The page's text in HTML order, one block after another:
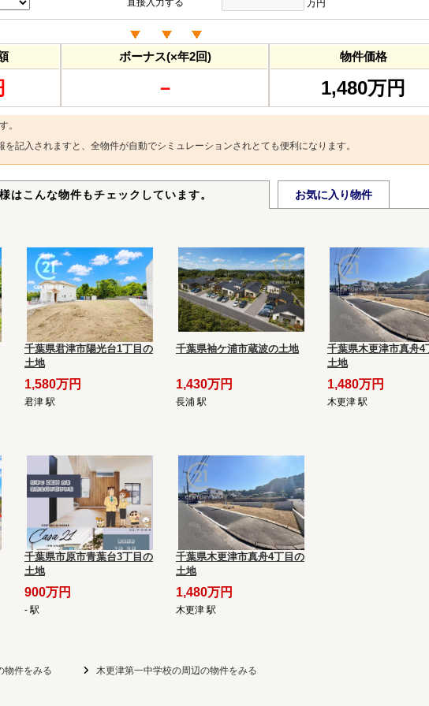
直接入力する 万円
ボーナス(×年2回)
－
物件価格
1,480万円
。
を記入されますと、全物件が自動でシミュレーションされとても便利になります。
はこんな物件もチェックしています。 お気に入り物件
千葉県君津市陽光台1丁目の
土地
1,580万円
君津 駅
千葉県袖ケ浦市蔵波の土地
1,430万円
長浦 駅
千葉県木更津市真舟4
土地
1,480万円
木更津 駅
千葉県市原市青葉台3丁目の
土地
900万円
- 駅
千葉県木更津市真舟4丁目の
土地
1,480万円
木更津 駅
物件をみる 木更津第一中学校の周辺の物件をみる